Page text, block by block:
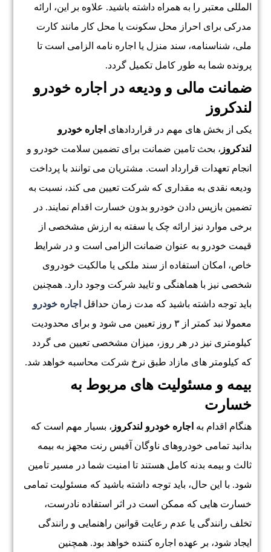
المللی معتبر را به همراه داشته باشید. علاوه بر این، ارائه
مدرکی برای احراز محل سکونت یا محل کار مانند کارت
ملی، شناسنامه، سند منزل یا اجاره نامه الزامی است تا
پرونده شما به طور کامل تکمیل گردد.
ضمانت مالی و ودیعه در اجاره خودرو
لندکروز
یکی از بخش های مهم در قراردادهای اجاره خودرو
لندکروز ، بحث تامین ضمانت برای تضمین سلامت خودرو و
انجام تعهدات قرارداد است. مشتریان می توانند با پرداخت
ودیعه نقدی به مقداری که شرکت تعیین می کند، نسبت به
تضمین بازپس دادن خودرو بدون خسارت اقدام نمایند. در
برخی موارد نیز ارائه چک یا سفته به ارزش مشخصی از
قیمت خودرو به عنوان ضمانت الزامی است و در شرایط
خاص، امکان استفاده از سند ملکی یا مالکیت خودروی
شخصی نیز با هماهنگی و تایید شرکت وجود دارد. همچنین
باید توجه داشته باشید که مدت زمان حداقل اجاره خودرو
معمولا نبد کمتر از ۳ روز تعیین می شود و برای محدودیت
کیلومتری نیز در هر روز، میزان مشخصی تعیین می گردد
که کیلومتر های مازاد طبق نرخ شرکت محاسبه خواهد شد.
بیمه و مسئولیت های مربوط به
خسارت
هنگام اقدام به اجاره خودرو لندکروز ، بسیار مهم است که
بدانید تمامی خودروهای ناوگان آفیس رنت مجهز به بیمه
ثالث و بیمه بدنه کامل هستند تا امنیت شما در مسیر تامین
شود. با این حال، باید توجه داشته باشید که مسئولیت تمامی
خسارت هایی که ممکن است در اثر استفاده نادرست،
تخلف رانندگی یا عدم رعایت قوانین راهنمایی و رانندگی
ایجاد شود، بر عهده اجاره کننده خواهد بود. همچنین